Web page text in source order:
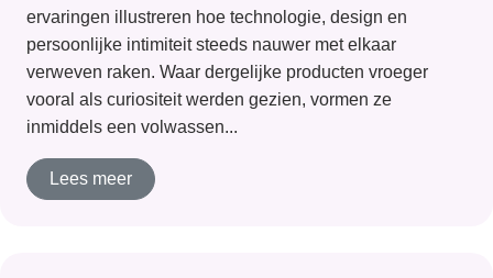
ervaringen illustreren hoe technologie, design en
persoonlijke intimiteit steeds nauwer met elkaar
verweven raken. Waar dergelijke producten vroeger
vooral als curiositeit werden gezien, vormen ze
inmiddels een volwassen...
Lees meer